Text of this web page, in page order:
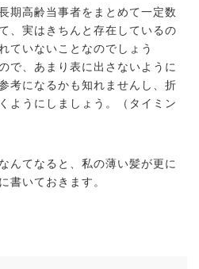
期高齢当事者をまとめて一定数
、実はきちんと存在しているの
ていないことなのでしょう
、あまり表に出さないように
考になるかも知れませんし、折
ようにしましょう。（タイミン
んてなると、私の薄い髪が更に
書いておきます。